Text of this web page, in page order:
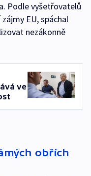
Podle vyšetřovatelů
EU, spáchal
nezákonně
ve
obřích